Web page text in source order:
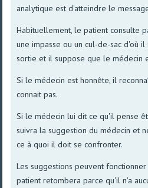
analytique est d'atteindre le
Habituellement, le patient consulte
une impasse ou un cul-de-sac d'où
sortie et il suppose que le médecin
Si le médecin est honnête, il
connait pas.
Si le médecin lui dit ce qu'il pense
suivra la suggestion du médecin et
ce à quoi il doit se confronter.
Les suggestions peuvent
patient retombera parce qu'il n'a